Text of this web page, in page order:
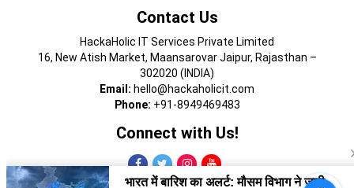
Contact Us
HackaHolic IT Services Private Limited
16, New Atish Market, Maansarovar Jaipur, Rajasthan –
302020 (INDIA)
Email: hello@hackaholicit.com
Phone: +91-8949469483
Connect with Us!